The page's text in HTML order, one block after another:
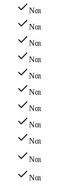
Ναι
Ναι
Ναι
Ναι
Ναι
Ναι
Ναι
Ναι
Ναι
Ναι
Ναι